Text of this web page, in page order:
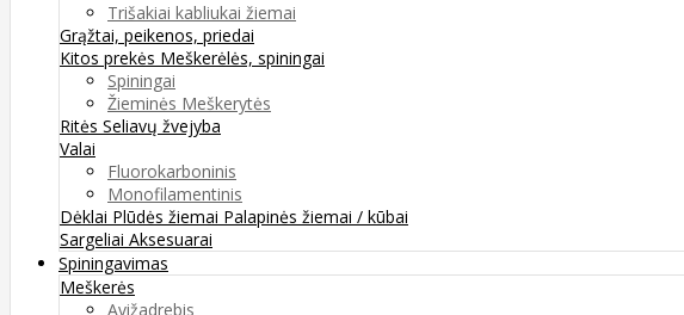
Trišakiai kabliukai žiemai
Grąžtai, peikenos, priedai
Kitos prekės Meškerėlės, spiningai
Spiningai
Žieminės Meškerytės
Ritės Seliavų žvejyba
Valai
Fluorokarboninis
Monofilamentinis
Dėklai Plūdės žiemai Palapinės žiemai / kūbai
Sargeliai Aksesuarai
Spiningavimas
Meškerės
Avižadrebis